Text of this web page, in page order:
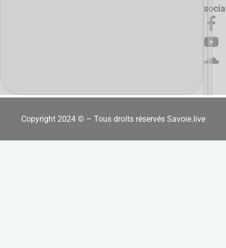
Copyright 2024 © – Tous droits réservés Savoie.live